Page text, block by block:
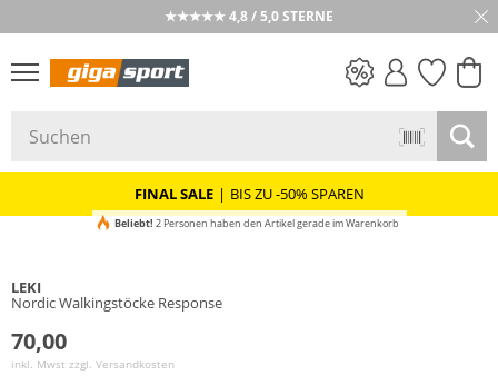
★★★★★ 4,8 / 5,0 STERNE
FINAL SALE | BIS ZU -50% SPAREN
Beliebt! 2 Personen haben den Artikel gerade im Warenkorb
LEKI
Nordic Walkingstöcke Response
70,00
inkl. Mwst zzgl. Versandkosten